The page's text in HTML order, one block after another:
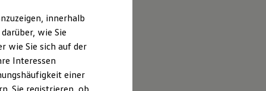
innerhalb
wie Sie
wie Sie sich auf der
Interessen
einer
Sie registrieren, ob